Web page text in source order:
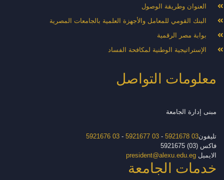
العنوان وطريقة الوصول
البنك القومي للمعامل والأجهزة العلمية بالجامعات المصرية
بوابة مصر الرقمية
الإستراتيجية الوطنية لمكافحة الفساد
معلومات التواصل
مبنى إدارة الجامعة
تليفون03 5921678
-
03 5921677
-
03 5921676
فاكس (03) 5921675
الايميلpresident@alexu.edu.eg
خدمات الجامعة